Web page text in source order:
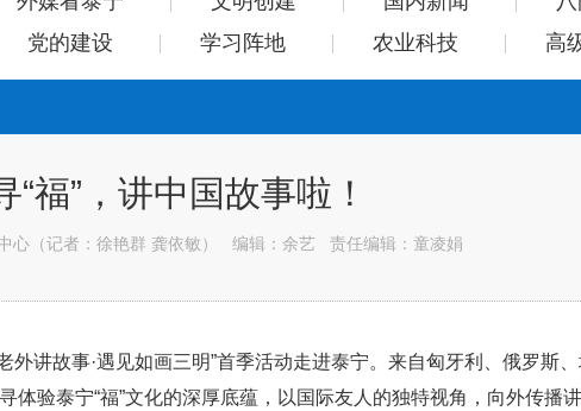
党的建设 学习阵地 农业科技 高
“福”，讲中国故事啦！
心（记者：徐艳群 龚依敏） 编辑：余艺 责任编辑：童凌娟
讲故事·遇见如画三明”首季活动走进泰宁。来自匈牙利、俄罗斯
体验泰宁“福”文化的深厚底蕴，以国际友人的独特视角，向外传播